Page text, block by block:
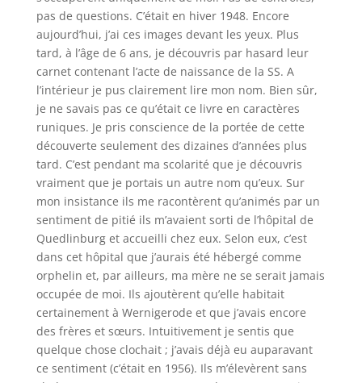
pas de questions. C’était en hiver 1948. Encore
aujourd’hui, j’ai ces images devant les yeux. Plus
tard, à l’âge de 6 ans, je découvris par hasard leur
carnet contenant l’acte de naissance de la SS. A
l’intérieur je pus clairement lire mon nom. Bien sûr,
je ne savais pas ce qu’était ce livre en caractères
runiques. Je pris conscience de la portée de cette
découverte seulement des dizaines d’années plus
tard. C’est pendant ma scolarité que je découvris
vraiment que je portais un autre nom qu’eux. Sur
mon insistance ils me racontèrent qu’animés par un
sentiment de pitié ils m’avaient sorti de l’hôpital de
Quedlinburg et accueilli chez eux. Selon eux, c’est
dans cet hôpital que j’aurais été hébergé comme
orphelin et, par ailleurs, ma mère ne se serait jamais
occupée de moi. Ils ajoutèrent qu’elle habitait
certainement à Wernigerode et que j’avais encore
des frères et sœurs. Intuitivement je sentis que
quelque chose clochait ; j’avais déjà eu auparavant
ce sentiment (c’était en 1956). Ils m’élevèrent sans